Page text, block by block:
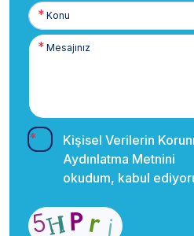
Kişisel Verilerin
Aydınlatma Metnini
okudum, kabul